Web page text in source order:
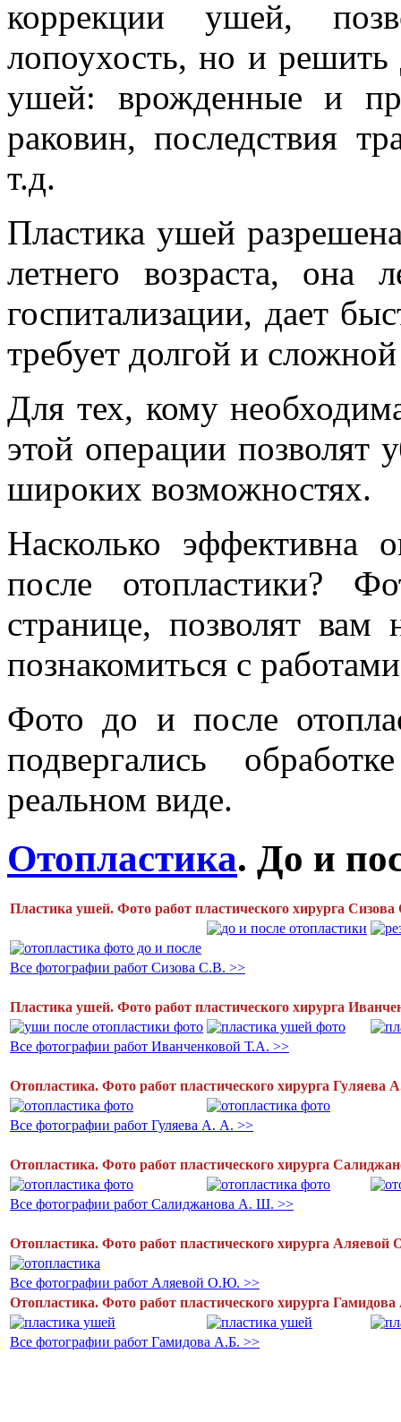
коррекции ушей,
лопоухость, но и решить
ушей: врожденные и
раковин, последствия
т.д.
Пластика ушей
летнего возраста, она
госпитализации, дает
требует долгой и
Для тех, кому
этой операции позволят
широких возможностях.
Насколько эффективна
после отопластики?
странице, позволят
познакомиться с
Фото до и после
подвергались
реальном виде.
Отопластика. До и
Пластика ушей. Фото работ пластического хирурга
Все фотографии работ Сизова С.В. >>
Пластика ушей. Фото работ пластического хирурга
Все фотографии работ Иванченковой Т.А. >>
Отопластика. Фото работ пластического хирурга Гуляева
Все фотографии работ Гуляева А. А. >>
Отопластика. Фото работ пластического хирурга
Все фотографии работ Салиджанова А. Ш. >>
Отопластика. Фото работ пластического хирурга
Все фотографии работ Аляевой О.Ю. >>
Отопластика. Фото работ пластического хирурга
Все фотографии работ Гамидова А.Б. >>